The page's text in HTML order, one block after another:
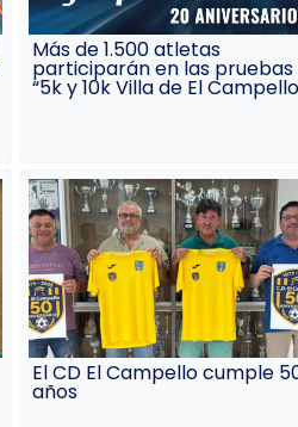
Más de 1.500 atletas
participarán en las pruebas
“5k y 10k Villa de El
El CD El Campello cumple
años